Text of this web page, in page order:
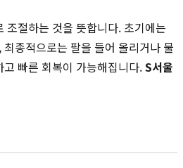
조절하는 것을 뜻합니다. 초기에는
종적으로는 팔을 들어 올리거나 물
빠른 회복이 가능해집니다.S서울